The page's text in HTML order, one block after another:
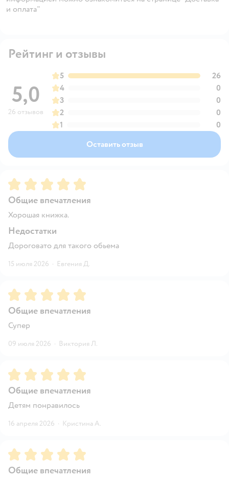
и оплата"
Рейтинг и отзывы
5,0
26 отзывов
5
26
4
0
3
0
2
0
1
0
Оставить отзыв
Рейтинг:5
Общие впечатления
Хорошая книжка.
Недостатки
Дороговато для такого обьема
15 июля 2026 · Евгения Д.
Рейтинг:5
Общие впечатления
Супер
09 июля 2026 · Виктория Л.
Рейтинг:5
Общие впечатления
Детям понравилось
16 апреля 2026 · Кристина А.
Рейтинг:5
Общие впечатления